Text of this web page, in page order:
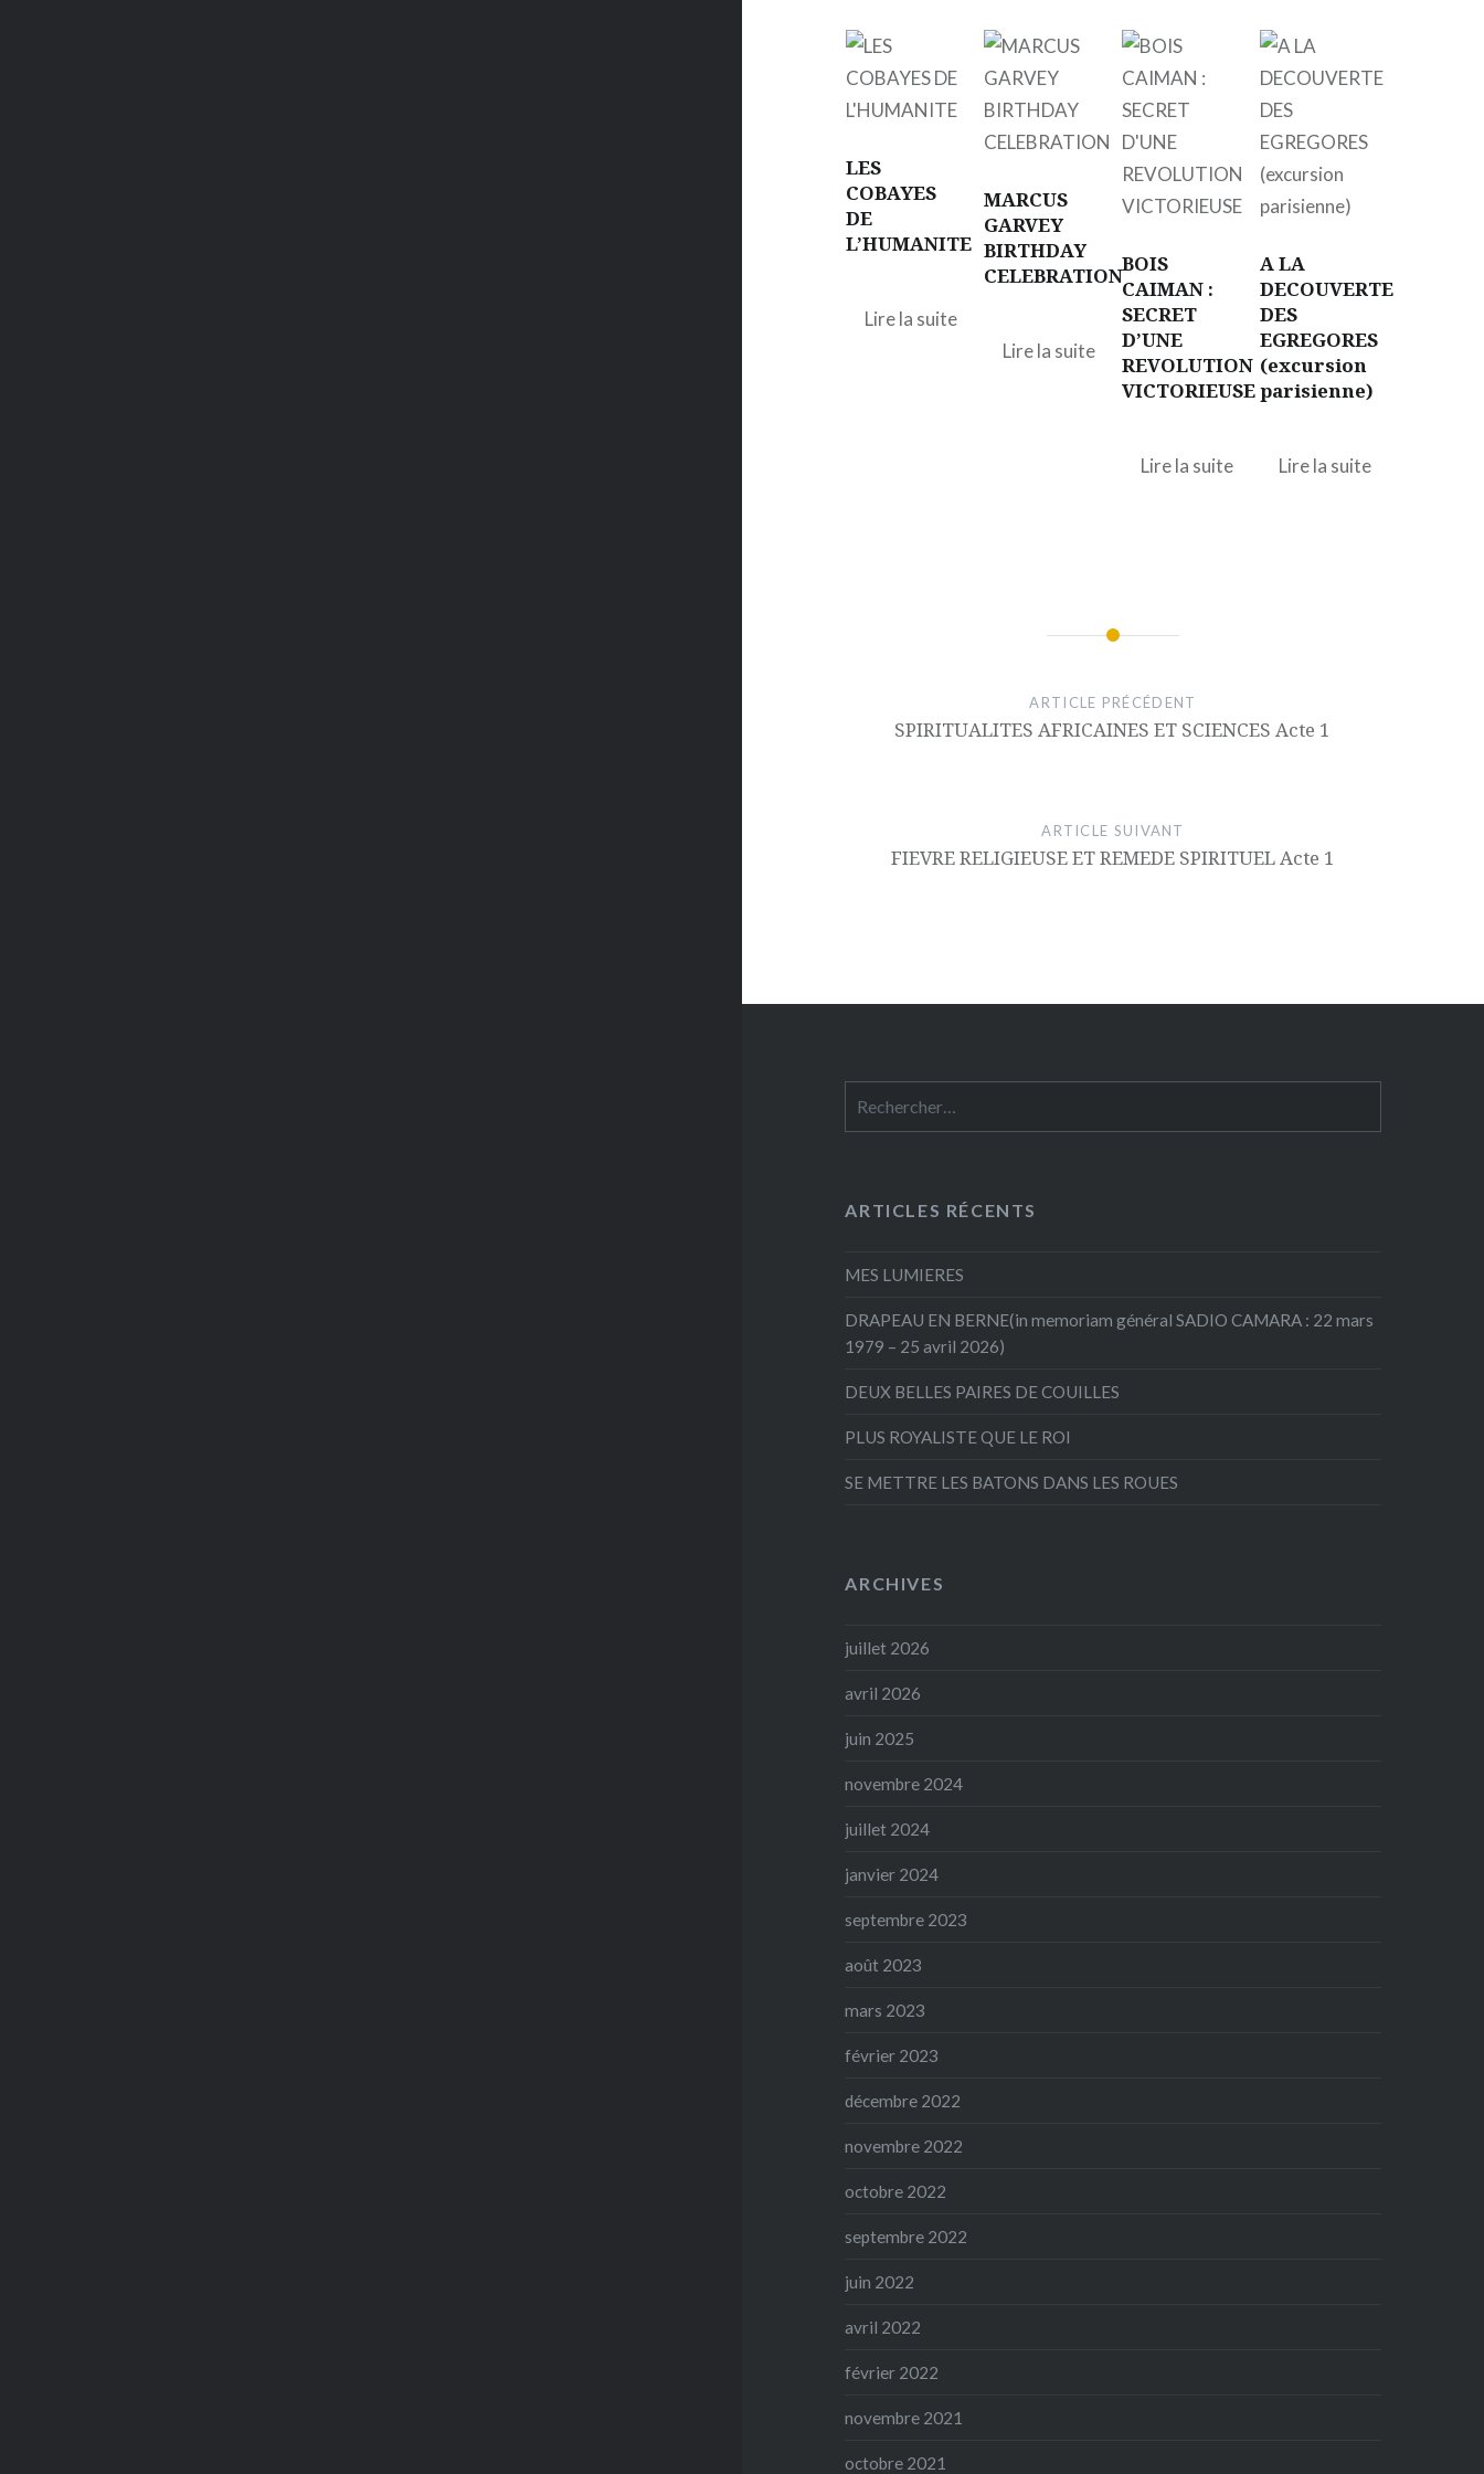
LES
COBAYES
DE
L’HUMANITE
Lire la suite
MARCUS
GARVEY
BIRTHDAY
CELEBRATION
Lire la suite
BOIS
CAIMAN :
SECRET
D’UNE
REVOLUTION
VICTORIEUSE
Lire la suite
A LA
DECOUVERTE
DES
EGREGORES
(excursion
parisienne)
Lire la suite
ARTICLE PRÉCÉDENT
SPIRITUALITES AFRICAINES ET SCIENCES Acte 1
ARTICLE SUIVANT
FIEVRE RELIGIEUSE ET REMEDE SPIRITUEL Acte 1
ARTICLES RÉCENTS
MES LUMIERES
DRAPEAU EN BERNE(in memoriam général SADIO CAMARA : 22 mars
1979 – 25 avril 2026)
DEUX BELLES PAIRES DE COUILLES
PLUS ROYALISTE QUE LE ROI
SE METTRE LES BATONS DANS LES ROUES
ARCHIVES
juillet 2026
avril 2026
juin 2025
novembre 2024
juillet 2024
janvier 2024
septembre 2023
août 2023
mars 2023
février 2023
décembre 2022
novembre 2022
octobre 2022
septembre 2022
juin 2022
avril 2022
février 2022
novembre 2021
octobre 2021